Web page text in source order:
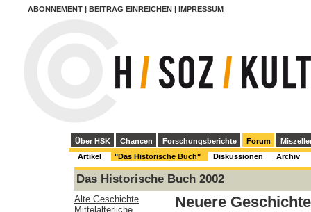
ABONNEMENT BEITRAG EINREICHEN IMPRESSUM
Über HSK Chancen Forschungsberichte Forum
Artikel
"Das Historische Buch" Diskussionen Archiv
Das Historische Buch 2002
Alte Geschichte
Mittelalterliche
Neuere